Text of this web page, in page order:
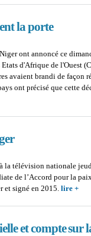
la porte
ont annoncé ce
d'Afrique de l'Ouest
avaient brandi de façon
ont précisé que cette
la télévision nationale
de l’Accord pour la
et signé en 2015. lire +
et compte sur